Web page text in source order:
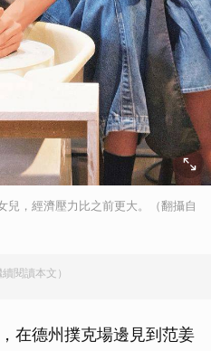
兒，經濟壓力比之前更大。（翻攝自
閱讀本文）
在德州撲克場邊見到范姜